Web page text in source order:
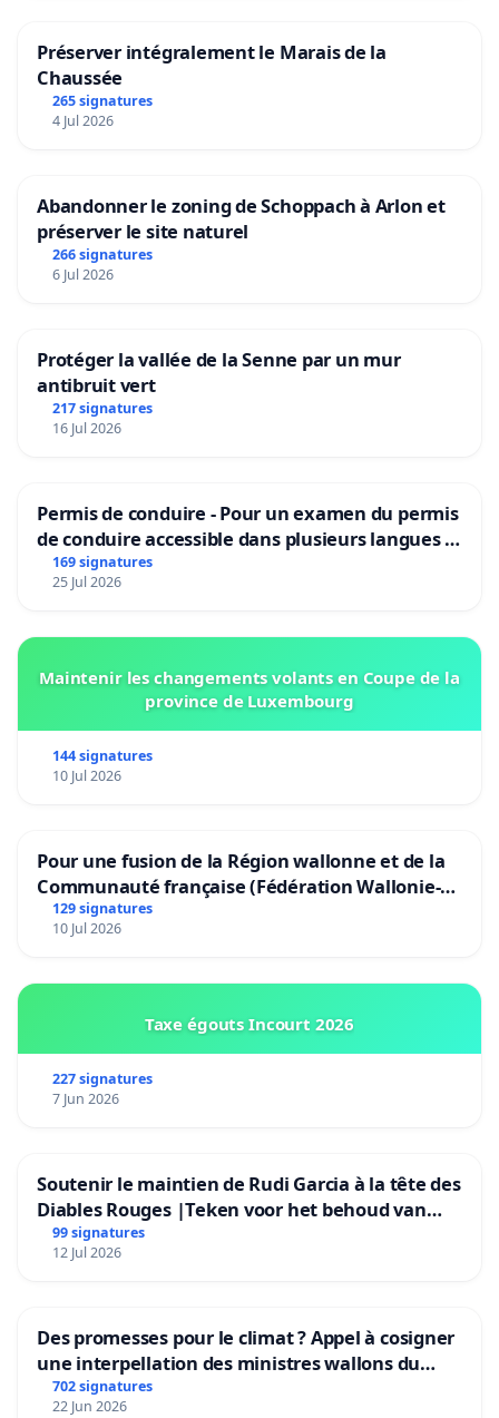
Préserver intégralement le Marais de la
Chaussée
265 signatures
4 Jul 2026
Abandonner le zoning de Schoppach à Arlon et
préserver le site naturel
266 signatures
6 Jul 2026
Protéger la vallée de la Senne par un mur
antibruit vert
217 signatures
16 Jul 2026
Permis de conduire - Pour un examen du permis
de conduire accessible dans plusieurs langues à
Bruxelles
169 signatures
25 Jul 2026
Maintenir les changements volants en Coupe de la
province de Luxembourg
144 signatures
10 Jul 2026
Pour une fusion de la Région wallonne et de la
Communauté française (Fédération Wallonie-
Bruxelles)
129 signatures
10 Jul 2026
Taxe égouts Incourt 2026
227 signatures
7 Jun 2026
Soutenir le maintien de Rudi Garcia à la tête des
Diables Rouges |Teken voor het behoud van
Rudi Garcia als bondscoach
99 signatures
12 Jul 2026
Des promesses pour le climat ? Appel à cosigner
une interpellation des ministres wallons du
climat et de l’environnement.
702 signatures
22 Jun 2026